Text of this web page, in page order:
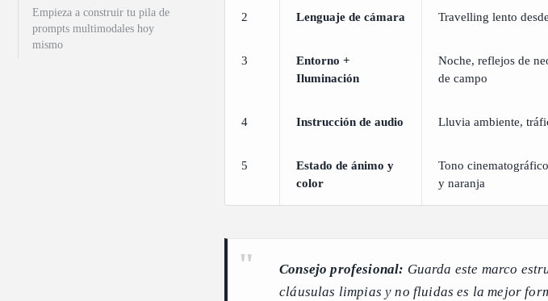
Empieza a construir tu pila de
prompts multimodales hoy
mismo
2 Lenguaje de cámara Travelling lento
3
Entorno +
Iluminación
Noche, reflejos de
de campo
4 Instrucción de audio Lluvia ambiente,
5
Estado de ánimo y
color
Tono
y naranja
Consejo profesional: Guarda este marco
cláusulas limpias y no fluidas es la mejor